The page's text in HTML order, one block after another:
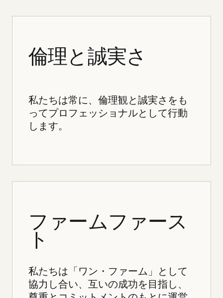
倫理と誠実さ
私たちは常に、倫理観と誠実さをも
ってプロフェッショナルとして行動
します。
ファームファース
ト
私たちは「ワン・ファーム」として
協力し合い、互いの成功を目指し、